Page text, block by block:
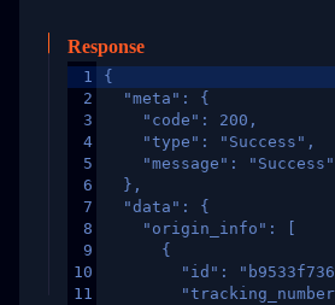
Response
1
2
3
4
5
6
7
8
9
10
11
{
  "meta": {
    "code": 200,
    "type": "Success",
    "message": "Success"
  },
  "data": {
    "origin_info": [
      {
"id":